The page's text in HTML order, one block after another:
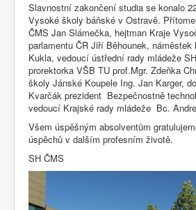
Slavnostní zakončení studia se konalo
Vysoké školy báňské v Ostravě.
ČMS Jan Slámečka, hejtman Kraje
parlamentu ČR Jiří Běhounek, náměstek
Kukla, vedoucí ústřední rady mládeže
prorektorka VŠB TU prof.Mgr. Zdeňka
školy Jánské Koupele Ing. Jan Karger,
Kvarčák prezident Bezpečnostně
vedoucí Krajské rady mládeže Bc.
Všem úspěšným absolventům
úspěchů v dalším profesním životě.
SH ČMS